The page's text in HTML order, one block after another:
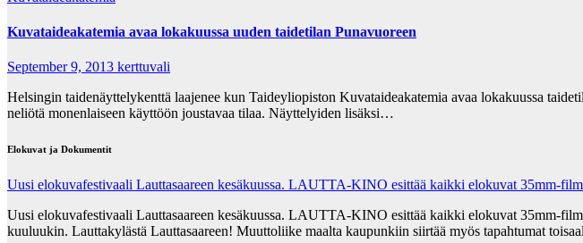
Kuvataideakatemia avaa lokakuussa uuden taidetilan Punavuoreen
September 9, 2013 kerttuvali
Helsingin taidenäyttelykenttä laajenee kun Taideyliopiston Kuvataideakatemia avaa lokakuussa
neliötä monenlaiseen käyttöön joustavaa tilaa. Näyttelyiden lisäksi…
Elokuvat ja Dokumentit
Uusi elokuvafestivaali Lauttasaareen kesäkuussa. LAUTTA-KINO esittää kaikki elokuvat 35mm-
Uusi elokuvafestivaali Lauttasaareen kesäkuussa. LAUTTA-KINO esittää kaikki elokuvat 35mm-
kuuluukin. Lauttakylästä Lauttasaareen! Muuttoliike maalta kaupunkiin siirtää myös tapahtumat